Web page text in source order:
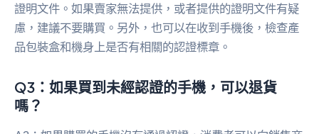
證明文件。如果賣家無法提供，或者提供的證明文件有疑
慮，建議不要購買。另外，也可以在收到手機後，檢查產
品包裝盒和機身上是否有相關的認證標章。
Q3：如果買到未經認證的手機，可以退貨
嗎？